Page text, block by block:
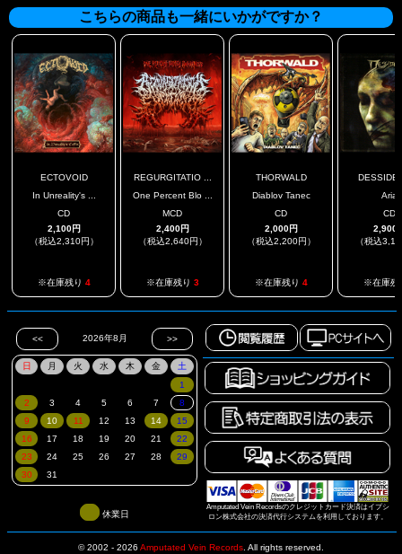
こちらの商品も一緒にいかがですか？
ECTOVOID
In Unreality's ...
CD
2,100円
（税込2,310円）
※在庫残り 4
REGURGITATIO ...
One Percent Blo ...
MCD
2,400円
（税込2,640円）
※在庫残り 3
THORWALD
Diablov Tanec
CD
2,000円
（税込2,200円）
※在庫残り 4
Aria
CD
2,900
（税込
※在庫残
Amputated Vein Recordsのクレジットカード決済はイプシ
ロン株式会社の決済代行システムを利用しております。
休業日
© 2002 - 2026 Amputated Vein Records All rights reserved.